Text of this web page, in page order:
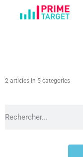
2 articles in 5 categories